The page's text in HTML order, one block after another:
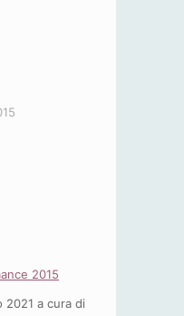
2015
2021 a cura di